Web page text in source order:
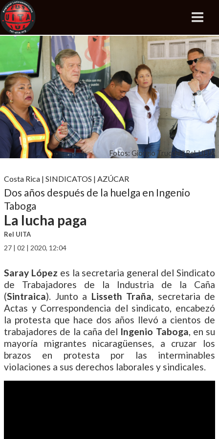
Fotos: Giorgio Trucchi | Rel-UITA
Costa Rica | SINDICATOS | AZÚCAR
Dos años después de la huelga en Ingenio
Taboga
La lucha paga
Rel UITA
27 | 02 | 2020, 12:04
Saray López es la secretaria general del Sindicato
de Trabajadores de la Industria de la Caña
(Sintraica). Junto a Lisseth Traña, secretaria de
Actas y Correspondencia del sindicato, encabezó
la protesta que hace dos años llevó a cientos de
trabajadores de la caña del Ingenio Taboga, en su
mayoría migrantes nicaragüenses, a cruzar los
brazos en protesta por las interminables
violaciones a sus derechos laborales y sindicales.